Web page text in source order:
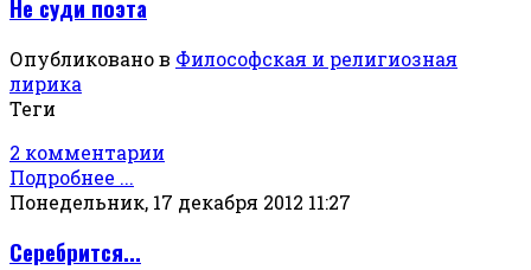
Не суди поэта
Опубликовано в Философская и религиозная
лирика
Теги
2 комментарии
Подробнее ...
Понедельник, 17 декабря 2012 11:27
Серебрится...